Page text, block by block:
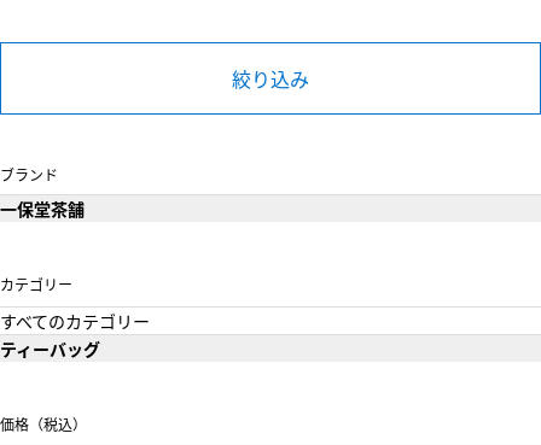
絞り込み
ブランド
一保堂茶舗
カテゴリー
すべてのカテゴリー
ティーバッグ
価格（税込）